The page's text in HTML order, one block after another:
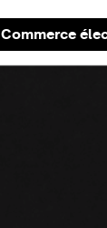
Commerce